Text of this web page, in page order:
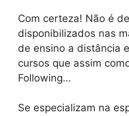
Com certeza! Não é
disponibilizados nas
de ensino a distância
cursos que assim
Following…
Se especializam na